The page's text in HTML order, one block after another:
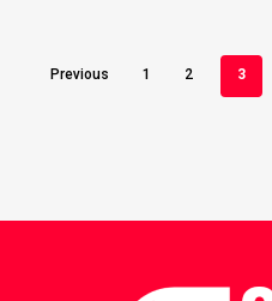
Previous 1 2 3